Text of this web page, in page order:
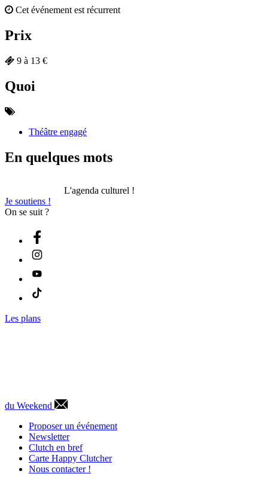
Cet événement est récurrent
Prix
9 à 13 €
Quoi
Théâtre engagé
En quelques mots
L'agenda culturel !
Je soutiens !
On se suit ?
Les plans
du Weekend
Proposer un événement
Newsletter
Clutch en bref
Carte Happy Clutcher
Nous contacter !